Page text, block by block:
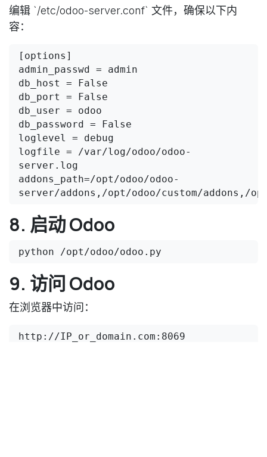
编辑 `/etc/odoo-server.conf` 文件，确保以下内
容：
[options]
admin_passwd = admin
db_host = False
db_port = False
db_user = odoo
db_password = False
loglevel = debug
logfile = /var/log/odoo/odoo-
server.log
addons_path=/opt/odoo/odoo-
server/addons,/opt/odoo/custom/addons,/
8. 启动 Odoo
python /opt/odoo/odoo.py
9. 访问 Odoo
在浏览器中访问：
http://IP_or_domain.com:8069